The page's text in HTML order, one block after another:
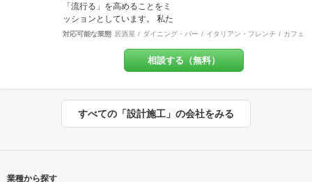
地域エリア 川崎地域
【 ？ 】 ＝
【 ！ 】 ご来店頂いた方々
び 意図に気づいた瞬間
「 ！ 」に変わってしま
します。 伝える思いと 届け
る声に ちょっとした遊び心を
「流行る」を高めることをミ
ッションとしています。 私た
ちは​​お客様ごとにちがう“オモ
づくりの先に実現したいこ
と”を一緒に創り上げます。ま
績は900店以上。 グループ会
社で直営美容室を13店舗を運
対応可能な業態 居酒屋 ダイニング・バー イタリアン・フレンチ カフェ
相談する（無料）
すべての「設計施工」の会社をみる
業種から探す